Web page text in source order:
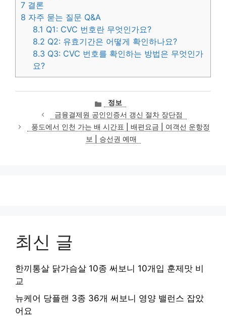
7 결론
8 자주 묻는 질문 Q&A
8.1 Q1: CVC 번호란 무엇인가요?
8.2 Q2: 유효기간은 어떻게 확인하나요?
8.3 Q3: CVC 번호를 확인하는 방법은 무엇인가
요?
카
테
고
리
정보
금융결제원 공인인증서 갱신 절차 장단점
풍도에서 인천 가는 배 시간표 | 배편요금 | 여객선 운항정
보 | 승선권 예매
최신 글
한끼통살 닭가슴살 10종 써보니 10개입 훈제맛 비
교
뉴케어 당플랜 3종 36개 써보니 영양 밸런스 잡았
어요